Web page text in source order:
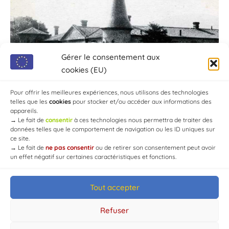
Gérer le consentement aux
cookies (EU)
Pour offrir les meilleures expériences, nous utilisons des technologies
telles que les cookies pour stocker et/ou accéder aux informations des
appareils.
→ Le fait de consentir à ces technologies nous permettra de traiter des
données telles que le comportement de navigation ou les ID uniques sur
ce site.
→ Le fait de ne pas consentir ou de retirer son consentement peut avoir
un effet négatif sur certaines caractéristiques et fonctions.
Tout accepter
Refuser
© Mairie de Chaource [2004-2024] | Tous droits réservés.
Developed byWEB3-DESIGN